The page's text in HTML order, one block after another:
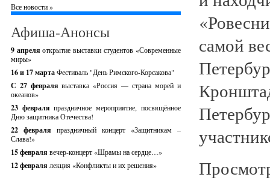
Все новости »
Афиша-Анонсы
9 апреляоткрытие выставки студентов «Современные
миры»
16 и 17 мартаФестиваль "День Римского-Корсакова"
С 27 февралявыставка «Россия — страна морей и
океанов»
23 февраляпраздничное мероприятие, посвящённое
Дню защитника Отечества!
22 февраля праздничный концерт «Защитникам –
Слава!»
15 февраля вечер-концерт «Шрамы на сердце…»
12 февраля лекция «Конфликты и их решения»
самой